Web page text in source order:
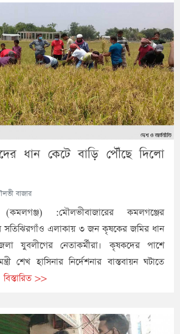
ধান কেটে বাড়ি পৌঁছে দিলো
বাজার
(কমলগঞ্জ) :মৌলভীবাজারের কমলগঞ্জের
সতিঝিরগাঁও এলাকায় ৩ জন কৃষকের জমির ধান
যুবলীগের নেতাকর্মীরা। কৃষকদের পাশে
শেখ হাসিনার নির্দেশনার বাস্তবায়ন ঘটাতে
বিস্তারিত >>